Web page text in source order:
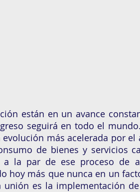
están en un avance
seguirá en todo el
más acelerada por
de bienes y servicios
la par de ese proceso de
hoy más que nunca en un
unión es la implementación